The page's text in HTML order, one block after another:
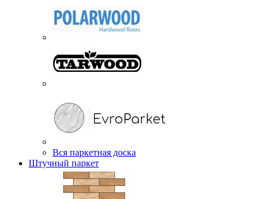
Вся паркетная доска
Штучный паркет